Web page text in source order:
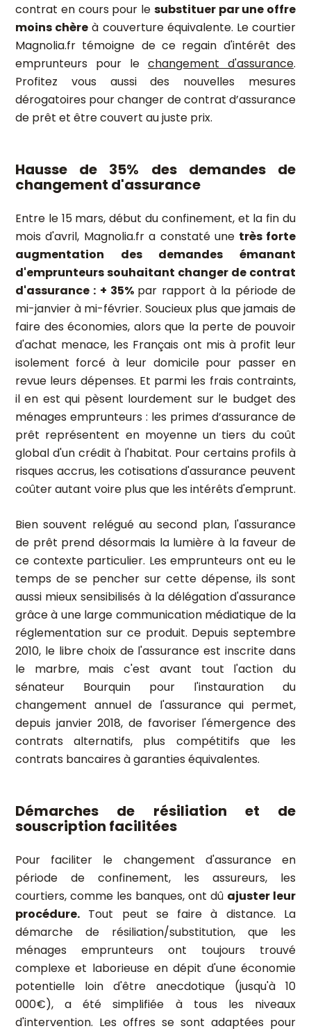
contrat en cours pour le substituer par une offre
moins chère à couverture équivalente. Le courtier
Magnolia.fr témoigne de ce regain d'intérêt des
emprunteurs pour le changement d'assurance.
Profitez vous aussi des nouvelles mesures
dérogatoires pour changer de contrat d’assurance
de prêt et être couvert au juste prix.
Hausse de 35% des demandes de
changement d'assurance
Entre le 15 mars, début du confinement, et la fin du
mois d'avril, Magnolia.fr a constaté une très forte
augmentation des demandes émanant
d'emprunteurs souhaitant changer de contrat
d'assurance : + 35% par rapport à la période de
mi-janvier à mi-février. Soucieux plus que jamais de
faire des économies, alors que la perte de pouvoir
d'achat menace, les Français ont mis à profit leur
isolement forcé à leur domicile pour passer en
revue leurs dépenses. Et parmi les frais contraints,
il en est qui pèsent lourdement sur le budget des
ménages emprunteurs : les primes d’assurance de
prêt représentent en moyenne un tiers du coût
global d'un crédit à l'habitat. Pour certains profils à
risques accrus, les cotisations d'assurance peuvent
coûter autant voire plus que les intérêts d'emprunt.
Bien souvent relégué au second plan, l'assurance
de prêt prend désormais la lumière à la faveur de
ce contexte particulier. Les emprunteurs ont eu le
temps de se pencher sur cette dépense, ils sont
aussi mieux sensibilisés à la délégation d'assurance
grâce à une large communication médiatique de la
réglementation sur ce produit. Depuis septembre
2010, le libre choix de l'assurance est inscrite dans
le marbre, mais c'est avant tout l'action du
sénateur Bourquin pour l'instauration du
changement annuel de l'assurance qui permet,
depuis janvier 2018, de favoriser l'émergence des
contrats alternatifs, plus compétitifs que les
contrats bancaires à garanties équivalentes.
Démarches de résiliation et de
souscription facilitées
Pour faciliter le changement d'assurance en
période de confinement, les assureurs, les
courtiers, comme les banques, ont dû ajuster leur
procédure. Tout peut se faire à distance. La
démarche de résiliation/substitution, que les
ménages emprunteurs ont toujours trouvé
complexe et laborieuse en dépit d'une économie
potentielle loin d'être anecdotique (jusqu'à 10
000€), a été simplifiée à tous les niveaux
d'intervention. Les offres se sont adaptées pour